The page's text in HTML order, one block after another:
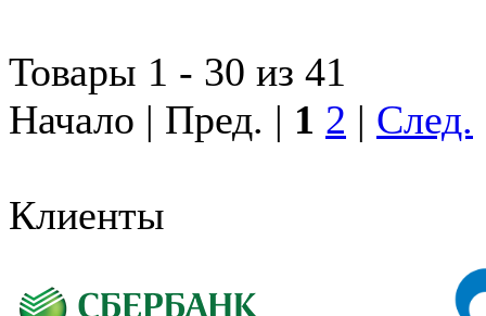
Товары 1 - 30 из 41
Начало | Пред. | 1 2 | След.
Клиенты